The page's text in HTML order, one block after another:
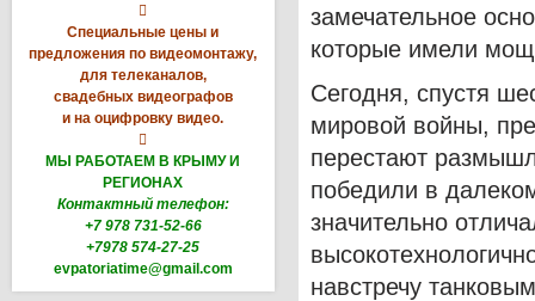

Специальные цены и
предложения по видеомонтажу,
для телеканалов,
свадебных видеографов
и на оцифровку видео.

МЫ РАБОТАЕМ В КРЫМУ И
РЕГИОНАХ
Контактный телефон:
+7 978 731-52-66
+7978 574-27-25
evpatoriatime@gmail.com
замечательное
которые имели
Сегодня, спустя
мировой войны,
перестают
победили в
значительно
навстречу